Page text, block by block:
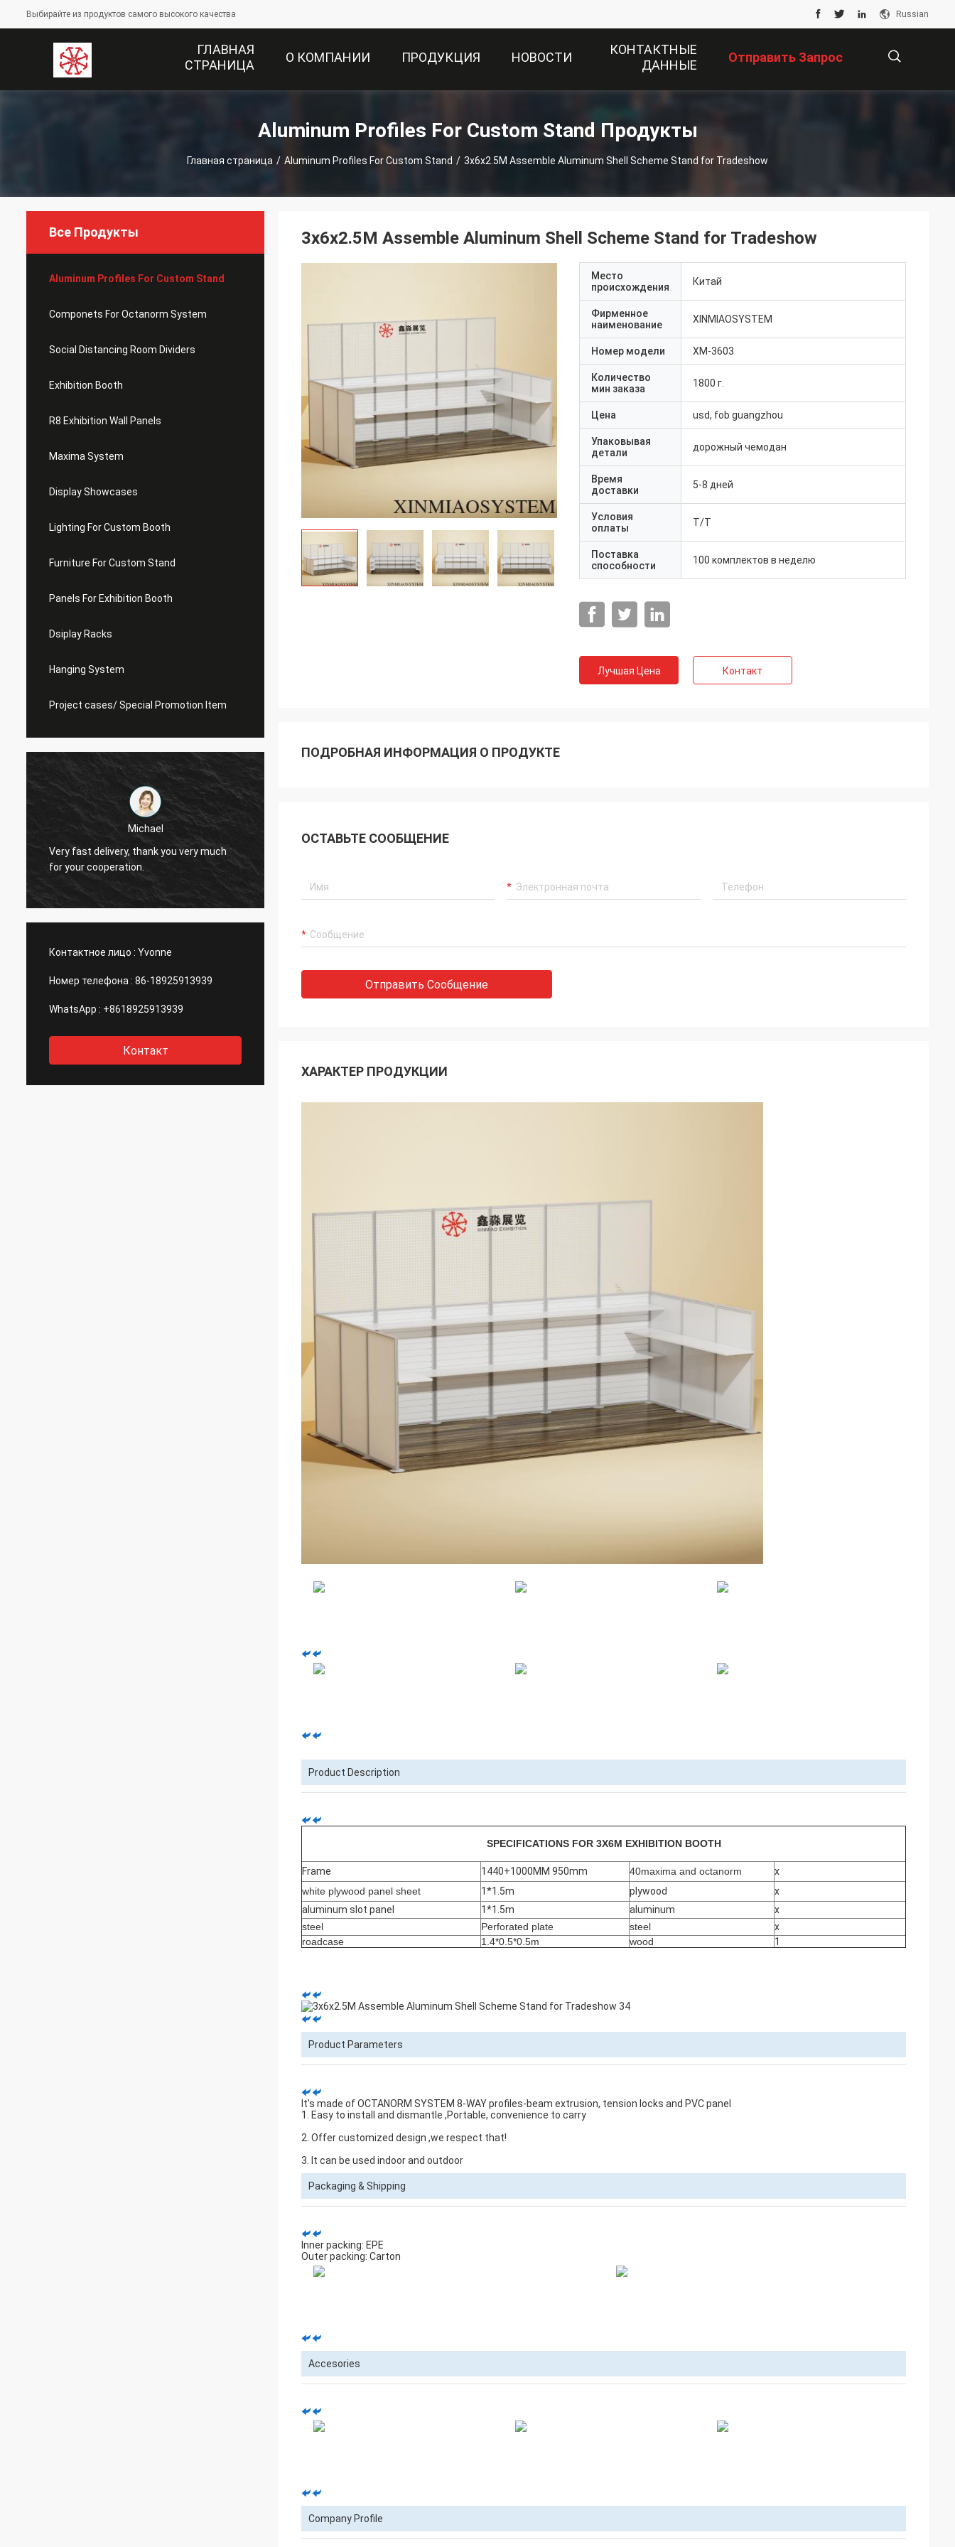
Выбирайте из продуктов самого высокого качества Russian
ГЛАВНАЯ
СТРАНИЦА
О КОМПАНИИ ПРОДУКЦИЯ НОВОСТИ
КОНТАКТНЫЕ
ДАННЫЕ
Отправить Запрос
Aluminum Profiles For Custom Stand Продукты
Главная страница / Aluminum Profiles For Custom Stand / 3x6x2.5M Assemble Aluminum Shell Scheme Stand for Tradeshow
Все Продукты
Aluminum Profiles For Custom Stand
Componets For Octanorm System
Social Distancing Room Dividers
Exhibition Booth
R8 Exhibition Wall Panels
Maxima System
Display Showcases
Lighting For Custom Booth
Furniture For Custom Stand
Panels For Exhibition Booth
Dsiplay Racks
Hanging System
Project cases/ Special Promotion Item
Michael
Very fast delivery, thank you very much
for your cooperation.
Akram
Контактное лицо : Yvonne
Номер телефона : 86-18925913939
WhatsApp : +8618925913939
Контакт
3x6x2.5M Assemble Aluminum Shell Scheme Stand for Tradeshow
Место
происхождения
Китай
Фирменное
наименование
XINMIAOSYSTEM
Номер модели ХМ-3603
Количество
мин заказа
1800 г.
Цена usd, fob guangzhou
Упаковывая
детали
дорожный чемодан
Время
доставки
5-8 дней
Условия
оплаты
Т/Т
Поставка
способности
100 комплектов в неделю
Лучшая Цена Контакт
ПОДРОБНАЯ ИНФОРМАЦИЯ О ПРОДУКТЕ
ОСТАВЬТЕ СООБЩЕНИЕ
Отправить Сообщение
ХАРАКТЕР ПРОДУКЦИИ
Product Description
SPECIFICATIONS FOR 3X6M EXHIBITION BOOTH
Frame 1440+1000MM 950mm 40maxima and octanorm
x
white plywood panel sheet
1*1.5m plywood
x
aluminum slot panel
1*1.5m aluminum
x
steel
Perforated plate steel
x
roadcase
1.4*0.5*0.5m wood 1
Product Parameters
It's made of OCTANORM SYSTEM 8-WAY profiles-beam extrusion, tension locks and PVC panel
1. Easy to install and dismantle ,Portable, convenience to carry
2. Offer customized design ,we respect that!
3. It can be used indoor and outdoor
Packaging & Shipping
Inner packing: EPE
Outer packing: Carton
Accesories
Company Profile